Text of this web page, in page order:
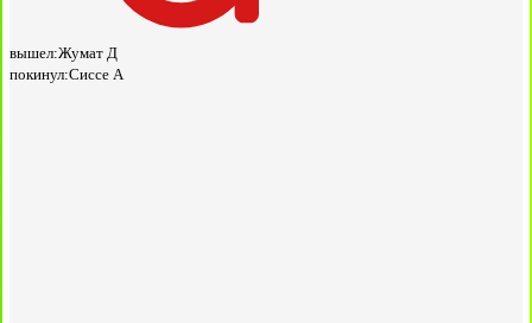
вышел:Жумат Д
покинул:Сиссе А